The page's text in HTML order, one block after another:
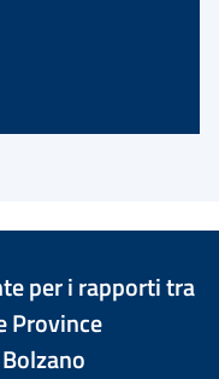
per i rapporti tra
Province